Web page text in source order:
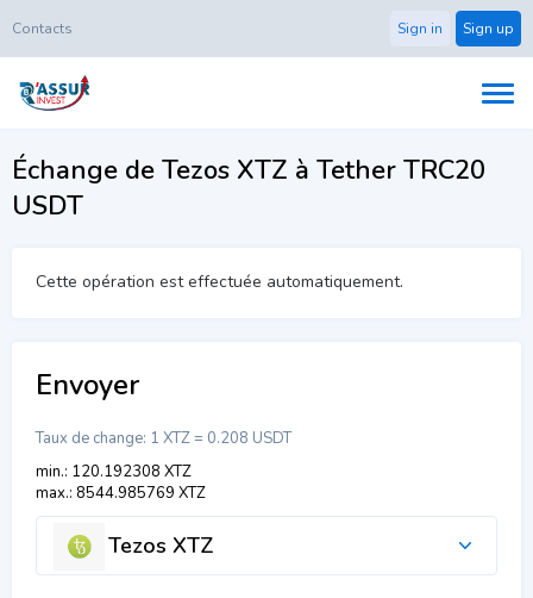
Contacts Sign up
Sign in
Échange de Tezos XTZ à Tether TRC20
USDT
Cette opération est effectuée automatiquement.
Envoyer
Taux de change: 1 XTZ = 0.208 USDT
min.: 120.192308 XTZ
max.: 8544.985769 XTZ
Tezos XTZ